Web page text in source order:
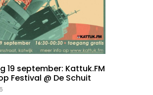
19 september: Kattuk.FM
Festival @ De Schuit